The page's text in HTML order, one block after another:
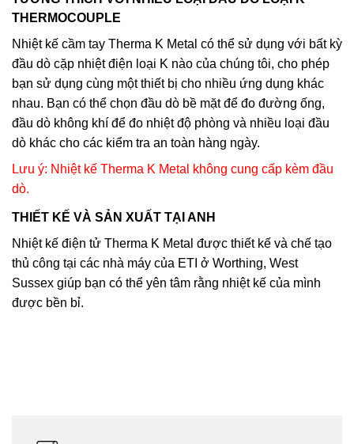
THERMOCOUPLE
Nhiệt kế cầm tay Therma K Metal có thể sử dụng với bất kỳ
đầu dò cặp nhiệt điện loại K nào của chúng tôi, cho phép
bạn sử dụng cùng một thiết bị cho nhiều ứng dụng khác
nhau. Bạn có thể chọn đầu dò bề mặt để đo đường ống,
đầu dò không khí để đo nhiệt độ phòng và nhiều loại đầu
dò khác cho các kiểm tra an toàn hàng ngày.
Lưu ý: Nhiệt kế Therma K Metal không cung cấp kèm đầu
dò.
THIẾT KẾ VÀ SẢN XUẤT TẠI ANH
Nhiệt kế điện tử Therma K Metal được thiết kế và chế tạo
thủ công tại các nhà máy của ETI ở Worthing, West
Sussex giúp bạn có thể yên tâm rằng nhiệt kế của mình
được bền bỉ.